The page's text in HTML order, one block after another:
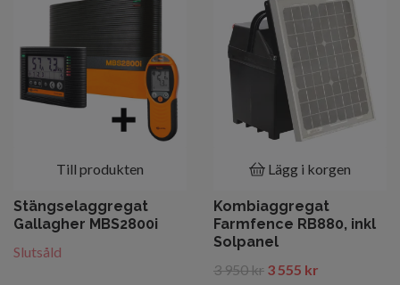
Till produkten
Stängselaggregat
Gallagher MBS2800i
Slutsåld
Lägg i korgen
Kombiaggregat
Farmfence RB880, inkl
Solpanel
3 950 kr 3 555 kr